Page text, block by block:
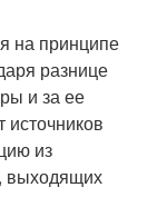
на принципе
разнице
и за ее
источников
из
выходящих